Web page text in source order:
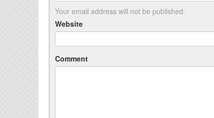
Your email address will not be published.
Website
Comment